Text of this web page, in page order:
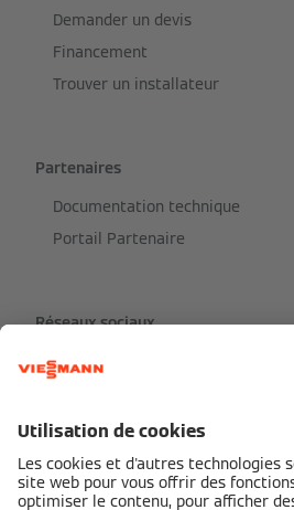
Demander un devis
Financement
Trouver un installateur
Partenaires
Documentation technique
Portail Partenaire
Réseaux sociaux
Partenaires de services Viessmann